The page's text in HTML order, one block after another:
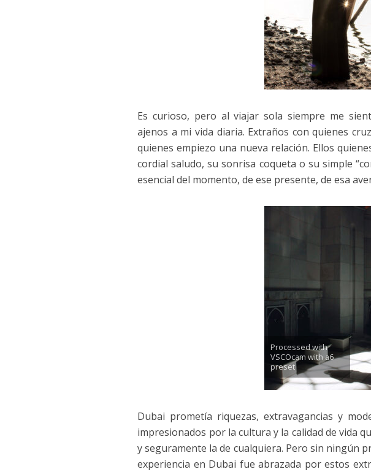
Es curioso, pero al viajar sola siempre me
ajenos a mi vida diaria. Extraños con quienes
quienes empiezo una nueva relación. Ellos
cordial saludo, su sonrisa coqueta o su simple
esencial del momento, de ese presente, de esa
Processed with
VSCOcam with a6
preset
Dubai prometía riquezas, extravagancias y
impresionados por la cultura y la calidad de vida
y seguramente la de cualquiera. Pero sin ningún
experiencia en Dubai fue abrazada por estos